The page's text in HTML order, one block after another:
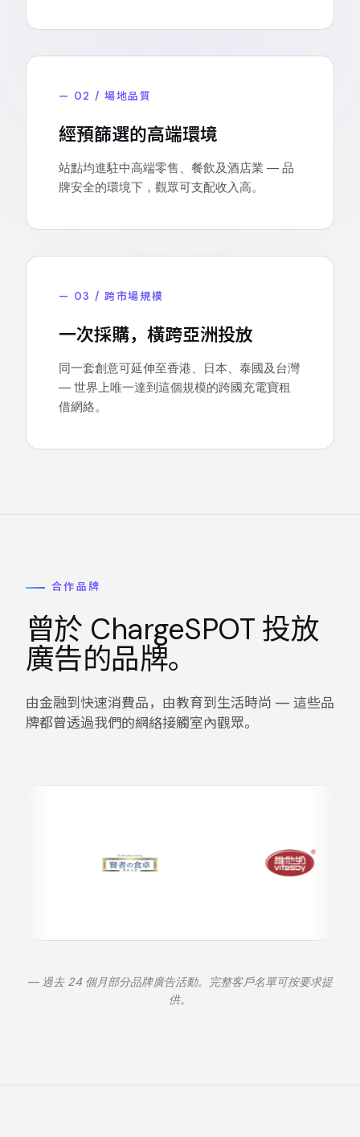
— 02 / 場地品質
經預篩選的高端環境
站點均進駐中高端零售、餐飲及酒店業 — 品
牌安全的環境下，觀眾可支配收入高。
— 03 / 跨市場規模
一次採購，橫跨亞洲投放
同一套創意可延伸至香港、日本、泰國及台灣
— 世界上唯一達到這個規模的跨國充電寶租
借網絡。
合作品牌
曾於 ChargeSPOT 投放
廣告的品牌。
由金融到快速消費品，由教育到生活時尚 — 這些品
牌都曾透過我們的網絡接觸室內觀眾。
— 過去 24 個月部分品牌廣告活動。完整客戶名單可按要求提
供。